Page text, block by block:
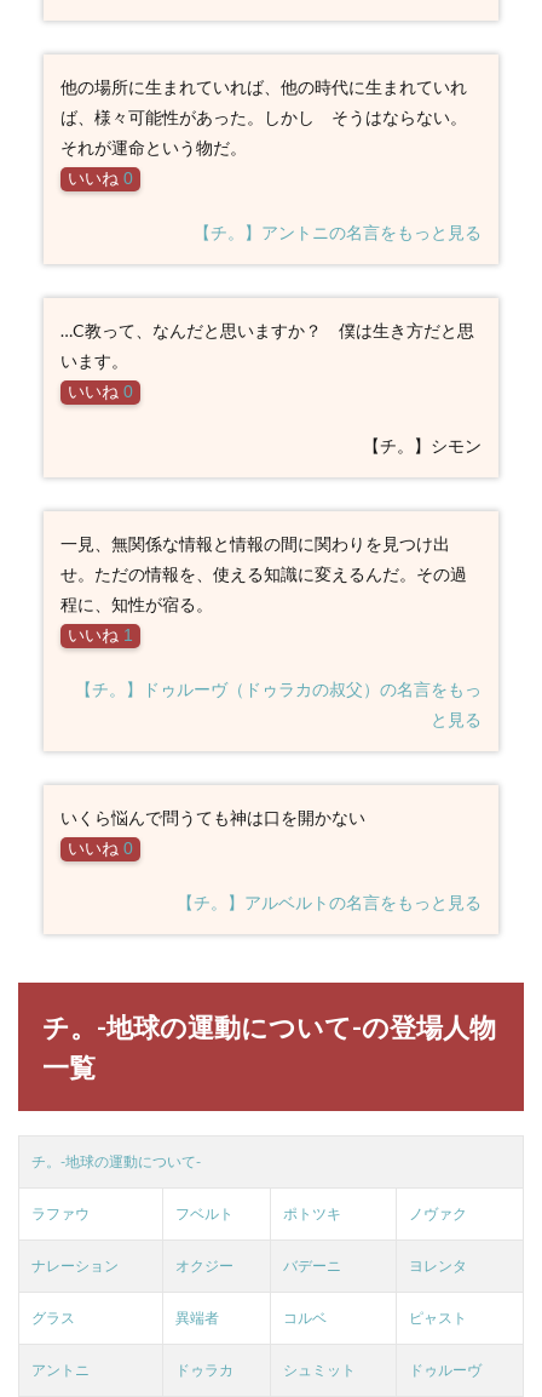
他の場所に生まれていれば、他の時代に生まれていれ
ば、様々可能性があった。しかし そうはならない。
それが運命という物だ。
いいね 0
【チ。】アントニの名言をもっと見る
…C教って、なんだと思いますか？ 僕は生き方だと思
います。
いいね 0
【チ。】シモン
一見、無関係な情報と情報の間に関わりを見つけ出
せ。ただの情報を、使える知識に変えるんだ。その過
程に、知性が宿る。
いいね 1
【チ。】ドゥルーヴ（ドゥラカの叔父）の名言をもっ
と見る
いくら悩んで問うても神は口を開かない
いいね 0
【チ。】アルベルトの名言をもっと見る
チ。-地球の運動について-の登場人物
一覧
チ。-地球の運動について-
ラファウ フベルト ポトツキ ノヴァク
ナレーション オクジー バデーニ ヨレンタ
グラス 異端者 コルベ ピャスト
アントニ ドゥラカ シュミット ドゥルーヴ